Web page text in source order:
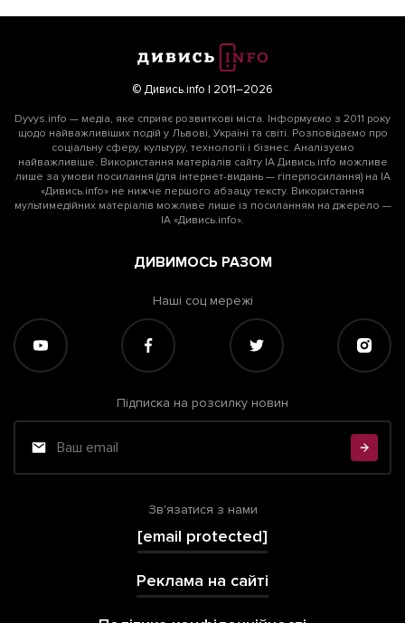
© Дивись.info | 2011–2026
Dyvys.info — медіа, яке сприяє розвиткові міста. Інформуємо з 2011 року
щодо найважливіших подій у Львові, Україні та світі. Розповідаємо про
соціальну сферу, культуру, технології і бізнес. Аналізуємо
найважливіше. Використання матеріалів сайту ІА Дивись.info можливе
лише за умови посилання (для інтернет-видань — гіперпосилання) на ІА
«Дивись.info» не нижче першого абзацу тексту. Використання
мультимедійних матеріалів можливе лише із посиланням на джерело —
ІА «Дивись.info».
ДИВИМОСЬ РАЗОМ
Наші соц мережі
Підписка на розсилку новин
Зв'язатися з нами
[email protected]
Реклама на сайті